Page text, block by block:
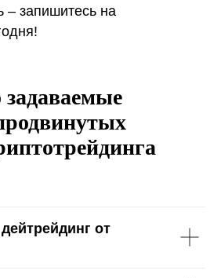
– запишитесь на
от